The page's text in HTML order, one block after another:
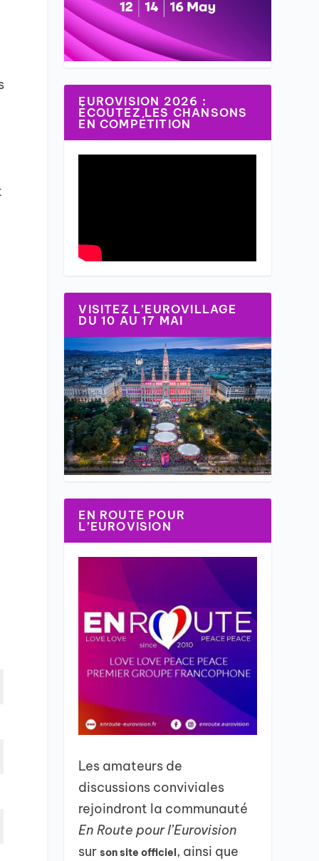
EUROVISION 2026 :
ÉCOUTEZ LES CHANSONS
EN COMPÉTITION
VISITEZ L’EUROVILLAGE
DU 10 AU 17 MAI
EN ROUTE POUR
L’EUROVISION
Les amateurs de
discussions conviviales
rejoindront la communauté
En Route pour l’Eurovision
surson site officiel, ainsi que